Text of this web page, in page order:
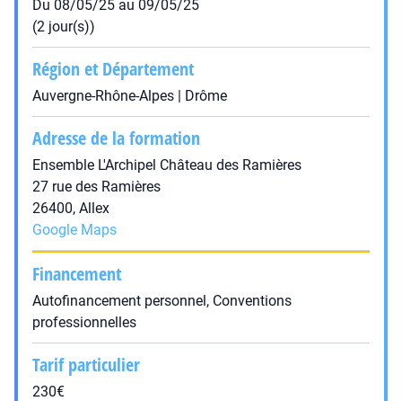
Du 08/05/25 au 09/05/25
(2 jour(s))
Région et Département
Auvergne-Rhône-Alpes | Drôme
Adresse de la formation
Ensemble L'Archipel Château des Ramières
27 rue des Ramières
26400, Allex
Google Maps
Financement
Autofinancement personnel, Conventions
professionnelles
Tarif particulier
230€